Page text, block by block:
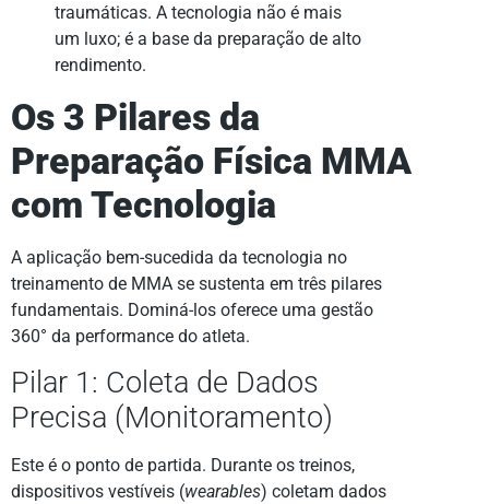
traumáticas. A tecnologia não é mais
um luxo; é a base da preparação de alto
rendimento.
Os 3 Pilares da
Preparação Física MMA
com Tecnologia
A aplicação bem-sucedida da tecnologia no
treinamento de MMA se sustenta em três pilares
fundamentais. Dominá-los oferece uma gestão
360° da performance do atleta.
Pilar 1: Coleta de Dados
Precisa (Monitoramento)
Este é o ponto de partida. Durante os treinos,
dispositivos vestíveis (wearables) coletam dados